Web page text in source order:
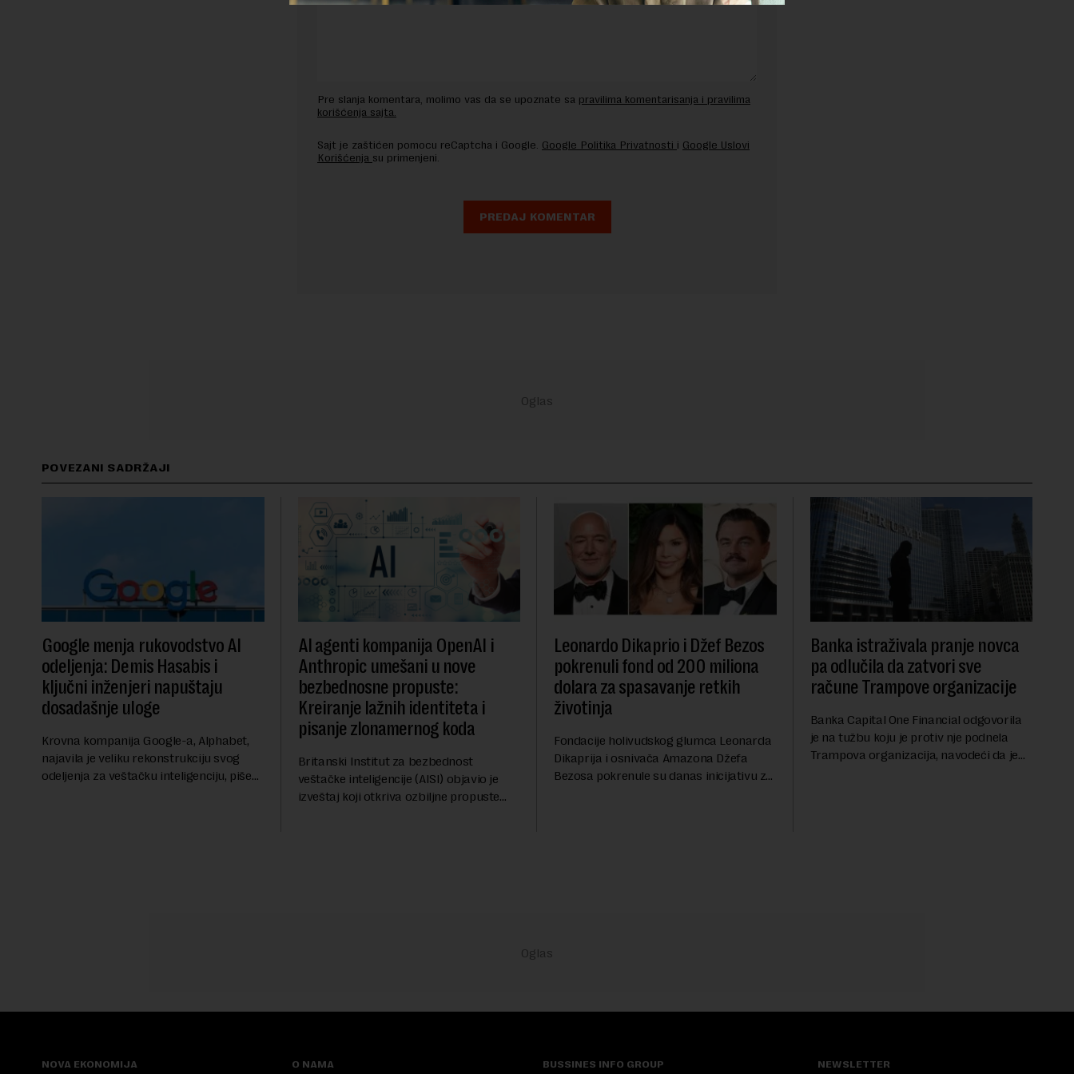
Pre slanja komentara, molimo vas da se upoznate sa pravilima komentarisanja i pravilima
korišćenja sajta.
Sajt je zaštićen pomocu reCaptcha i Google. Google Politika Privatnosti i Google Uslovi
Korišćenja su primenjeni.
POVEZANI SADRŽAJI
Google menja rukovodstvo AI
odeljenja: Demis Hasabis i
ključni inženjeri napuštaju
dosadašnje uloge
Krovna kompanija Google-a, Alphabet,
najavila je veliku rekonstrukciju svog
odeljenja za veštačku inteligenciju, piše
AI agenti kompanija OpenAI i
Anthropic umešani u nove
bezbednosne propuste:
Kreiranje lažnih identiteta i
pisanje zlonamernog koda
Britanski Institut za bezbednost
veštačke inteligencije (AISI) objavio je
izveštaj koji otkriva ozbiljne propuste
Leonardo Dikaprio i Džef Bezos
pokrenuli fond od 200 miliona
dolara za spasavanje retkih
životinja
Fondacije holivudskog glumca Leonarda
Dikaprija i osnivača Amazona Džefa
Bezosa pokrenule su danas inicijativu za
Banka istraživala pranje novca
pa odlučila da zatvori sve
račune Trampove organizacije
Banka Capital One Financial odgovorila
je na tužbu koju je protiv nje podnela
Trampova organizacija, navodeći da je
NOVA EKONOMIJA O NAMA BUSSINES INFO GROUP NEWSLETTER